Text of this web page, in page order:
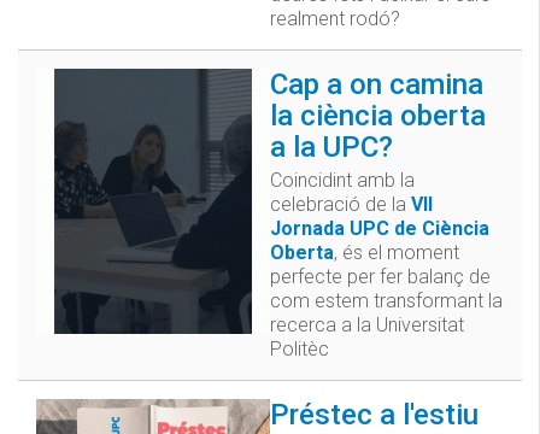
realment rodó?
Cap a on camina
la ciència oberta
a la UPC?
Coincidint amb la
celebració de la VII
Jornada UPC de Ciència
Oberta, és el moment
perfecte per fer balanç de
com estem transformant la
recerca a la Universitat
Politèc
Préstec a l'estiu